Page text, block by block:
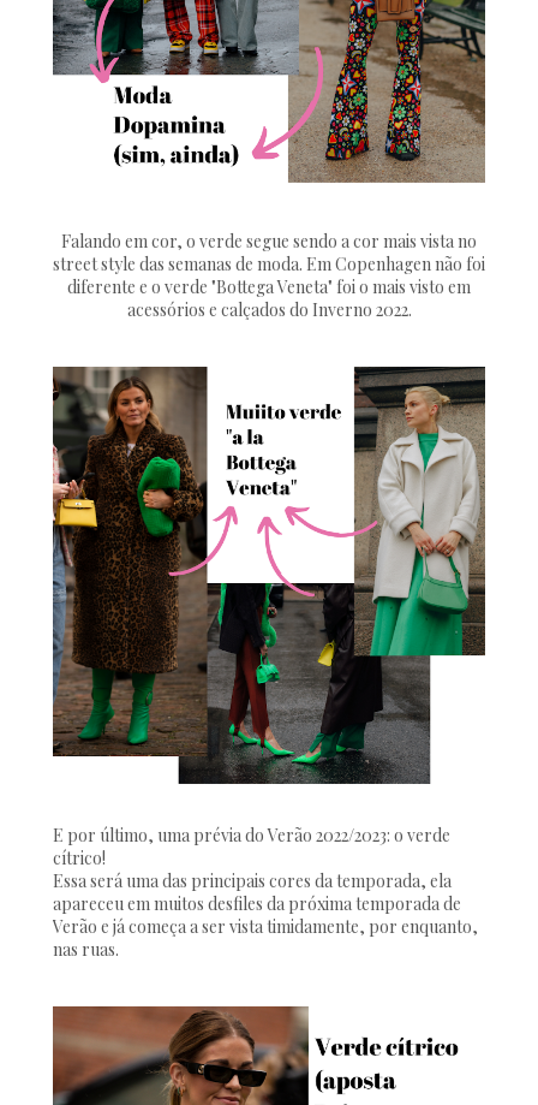
Falando em cor, o verde segue sendo a cor mais vista no
street style das semanas de moda. Em Copenhagen não foi
diferente e o verde "Bottega Veneta" foi o mais visto em
acessórios e calçados do Inverno 2022.
E por último, uma prévia do Verão 2022/2023: o verde
cítrico!
Essa será uma das principais cores da temporada, ela
apareceu em muitos desfiles da próxima temporada de
Verão e já começa a ser vista timidamente, por enquanto,
nas ruas.